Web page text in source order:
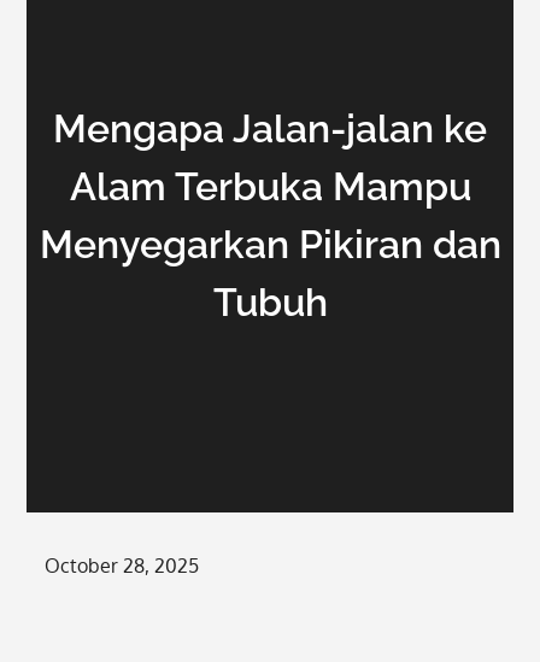
Mengapa Jalan-jalan ke
Alam Terbuka Mampu
Menyegarkan Pikiran dan
Tubuh
Posted
October 28, 2025